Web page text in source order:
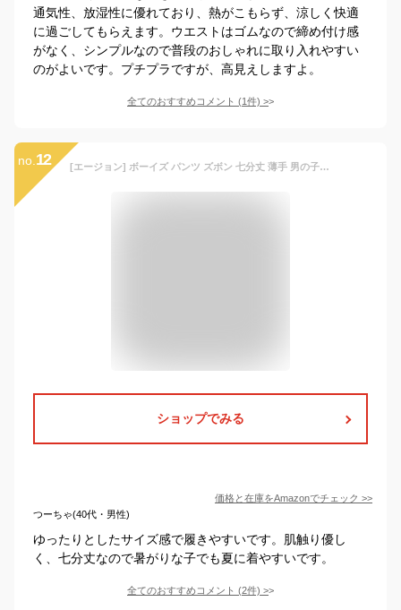
通気性、放湿性に優れており、熱がこもらず、涼しく快適
に過ごしてもらえます。ウエストはゴムなので締め付け感
がなく、シンプルなので普段のおしゃれに取り入れやすい
のがよいです。プチプラですが、高見えしますよ。
全てのおすすめコメント (1件) >
no. 12 [エージョン] ボーイズ パンツ ズボン 七分丈 薄手 男の子 英字プリント リネン アウター 夏服 子供服 ジュニア ビーチシャツ キッズ 夏 ゴムウェスト ファッション グレー140
ショップでみる
価格と在庫をAmazonでチェック >>
つーちゃ(40代・男性)
ゆったりとしたサイズ感で履きやすいです。肌触り優し
く、七分丈なので暑がりな子でも夏に着やすいです。
全てのおすすめコメント (2件) >